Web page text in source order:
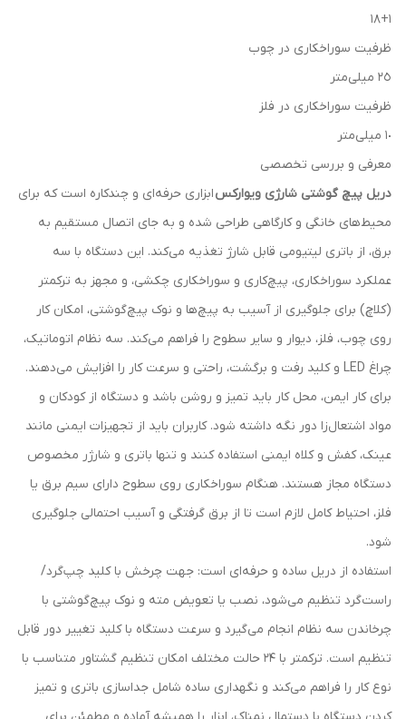
۱۸+۱
ظرفیت سوراخکاری در چوب
٢٥ میلی‌متر
ظرفیت سوراخکاری در فلز
١٠ میلی‌متر
معرفی و بررسی تخصصی
دریل پیچ گوشتی شارژی ویوارکسابزاری حرفه‌ای و چندکاره است که برای
محیط‌های خانگی و کارگاهی طراحی شده و به جای اتصال مستقیم به
برق، از باتری لیتیومی قابل شارژ تغذیه می‌کند. این دستگاه با سه
عملکرد سوراخکاری، پیچ‌کاری و سوراخکاری چکشی، و مجهز به ترکمتر
(کلاچ) برای جلوگیری از آسیب به پیچ‌ها و نوک پیچ‌گوشتی، امکان کار
روی چوب، فلز، دیوار و سایر سطوح را فراهم می‌کند. سه نظام اتوماتیک،
چراغ LED و کلید رفت و برگشت، راحتی و سرعت کار را افزایش می‌دهند.
برای کار ایمن، محل کار باید تمیز و روشن باشد و دستگاه از کودکان و
مواد اشتعال‌زا دور نگه داشته شود. کاربران باید از تجهیزات ایمنی مانند
عینک، کفش و کلاه ایمنی استفاده کنند و تنها باتری و شارژر مخصوص
دستگاه مجاز هستند. هنگام سوراخکاری روی سطوح دارای سیم برق یا
فلز، احتیاط کامل لازم است تا از برق گرفتگی و آسیب احتمالی جلوگیری
شود.
استفاده از دریل ساده و حرفه‌ای است: جهت چرخش با کلید چپ‌گرد/
راست‌گرد تنظیم می‌شود، نصب یا تعویض مته و نوک پیچ‌گوشتی با
چرخاندن سه نظام انجام می‌گیرد و سرعت دستگاه با کلید تغییر دور قابل
تنظیم است. ترکمتر با ۲۴ حالت مختلف امکان تنظیم گشتاور متناسب با
نوع کار را فراهم می‌کند و نگهداری ساده شامل جداسازی باتری و تمیز